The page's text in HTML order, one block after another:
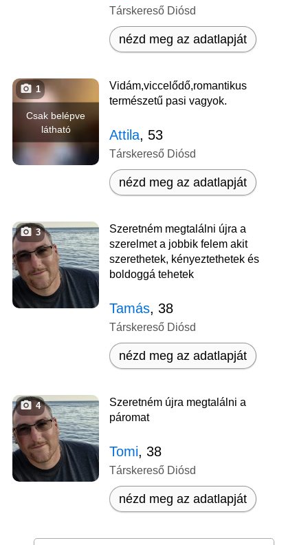
Társkereső Diósd
nézd meg az adatlapját
Csak belépve
látható
1
Vidám,viccelődő,romantikus
természetű pasi vagyok.
Attila, 53
Társkereső Diósd
nézd meg az adatlapját
3
Szeretném megtalálni újra a
szerelmet a jobbik felem akit
szerethetek, kényeztethetek és
boldoggá tehetek
Tamás, 38
Társkereső Diósd
nézd meg az adatlapját
4
Szeretném újra megtalálni a
páromat
Tomi, 38
Társkereső Diósd
nézd meg az adatlapját